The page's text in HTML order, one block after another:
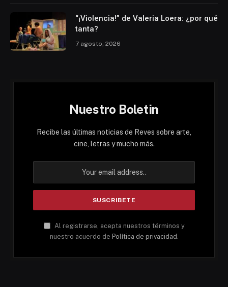
“¡Violencia!” de Valeria Loera: ¿por qué
tanta?
7 agosto, 2026
Nuestro Boletin
Recibe las últimas noticias de Reves sobre arte,
cine, letras y mucho más.
Al registrarse, acepta nuestros términos y
nuestro acuerdo de Política de privacidad .